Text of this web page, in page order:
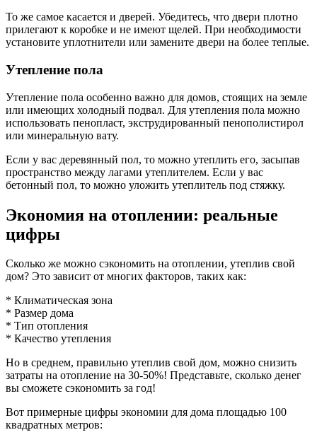
То же самое касается и дверей. Убедитесь, что двери плотно
прилегают к коробке и не имеют щелей. При необходимости
установите уплотнители или замените двери на более теплые.
Утепление пола
Утепление пола особенно важно для домов, стоящих на земле
или имеющих холодный подвал. Для утепления пола можно
использовать пенопласт, экструдированный пенополистирол
или минеральную вату.
Если у вас деревянный пол, то можно утеплить его, засыпав
пространство между лагами утеплителем. Если у вас
бетонный пол, то можно уложить утеплитель под стяжку.
Экономия на отоплении: реальные
цифры
Сколько же можно сэкономить на отоплении, утеплив свой
дом? Это зависит от многих факторов, таких как:
* Климатическая зона
* Размер дома
* Тип отопления
* Качество утепления
Но в среднем, правильно утеплив свой дом, можно снизить
затраты на отопление на 30-50%! Представьте, сколько денег
вы сможете сэкономить за год!
Вот примерные цифры экономии для дома площадью 100
квадратных метров: